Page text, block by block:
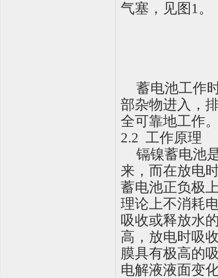
气塞，见图 1 。
蓄电池工作
部杂物进入，
全可靠地工作
2.2 工作原理
镉镍蓄电池
来，而在放电
蓄电池正负极
理论上不消耗
吸收或释放水
高，放电时吸
膜具有极高的
电解液液面变